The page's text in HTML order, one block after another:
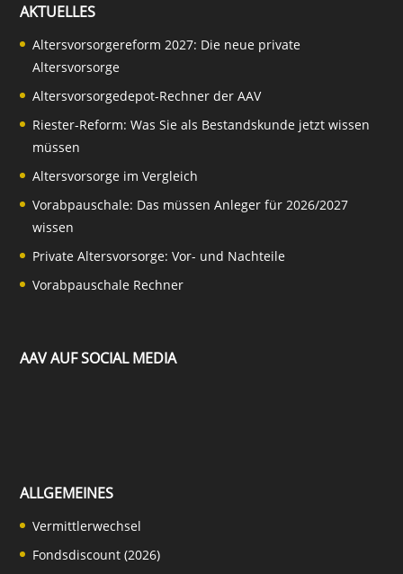
AKTUELLES
Altersvorsorgereform 2027: Die neue private
Altersvorsorge
Altersvorsorgedepot-Rechner der AAV
Riester-Reform: Was Sie als Bestandskunde jetzt wissen
müssen
Altersvorsorge im Vergleich
Vorabpauschale: Das müssen Anleger für 2026/2027
wissen
Private Altersvorsorge: Vor- und Nachteile
Vorabpauschale Rechner
AAV AUF SOCIAL MEDIA
ALLGEMEINES
Vermittlerwechsel
Fondsdiscount (2026)